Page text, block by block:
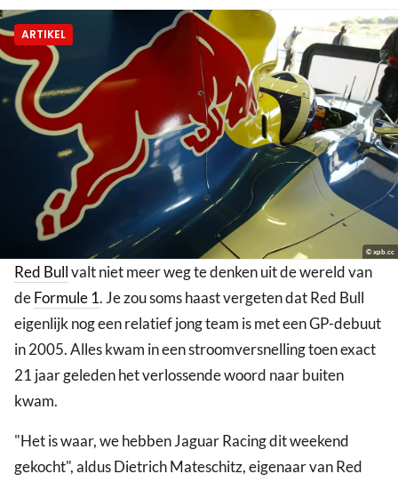
ARTIKEL
© xpb.cc
Red Bullvalt niet meer weg te denken uit de wereld van
deFormule 1. Je zou soms haast vergeten dat Red Bull
eigenlijk nog een relatief jong team is met een GP-debuut
in 2005. Alles kwam in een stroomversnelling toen exact
21 jaar geleden het verlossende woord naar buiten
kwam.
"Het is waar, we hebben Jaguar Racing dit weekend
gekocht", aldus Dietrich Mateschitz, eigenaar van Red